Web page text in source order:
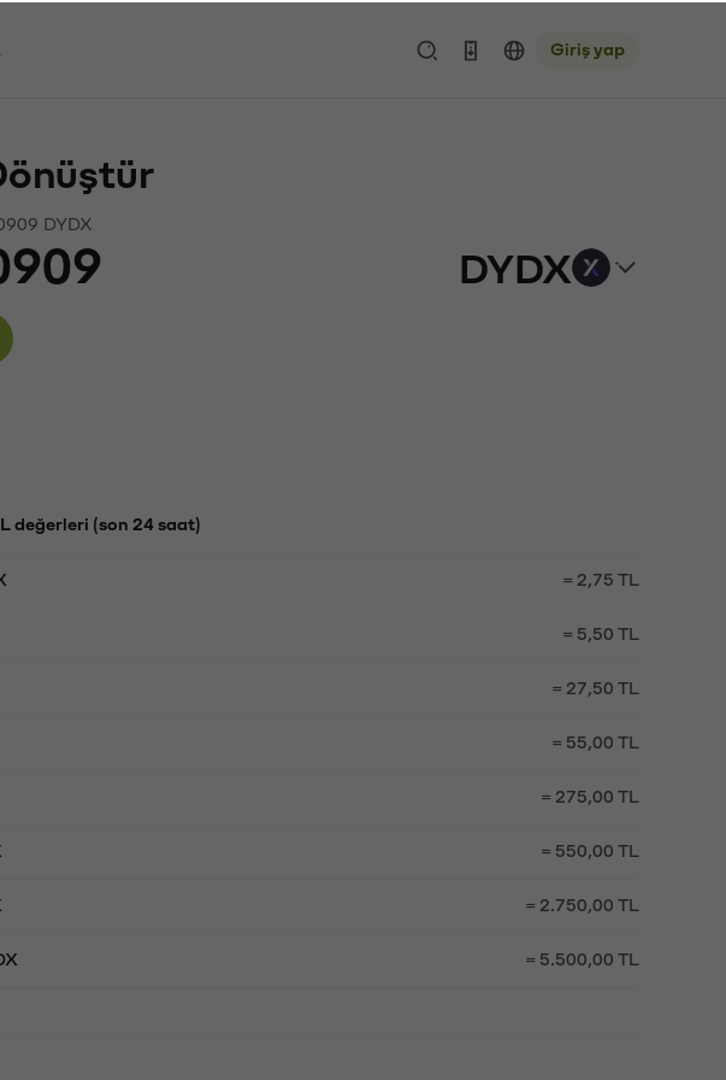
Giriş yap
DYDX
DYDX
değerleri (son 24 saat)
= 2,75 TL
= 5,50 TL
= 27,50 TL
= 55,00 TL
= 275,00 TL
= 550,00 TL
= 2.750,00 TL
= 5.500,00 TL